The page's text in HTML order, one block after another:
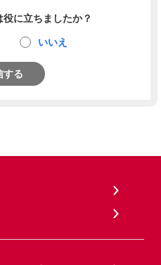
に立ちましたか？
いいえ
する